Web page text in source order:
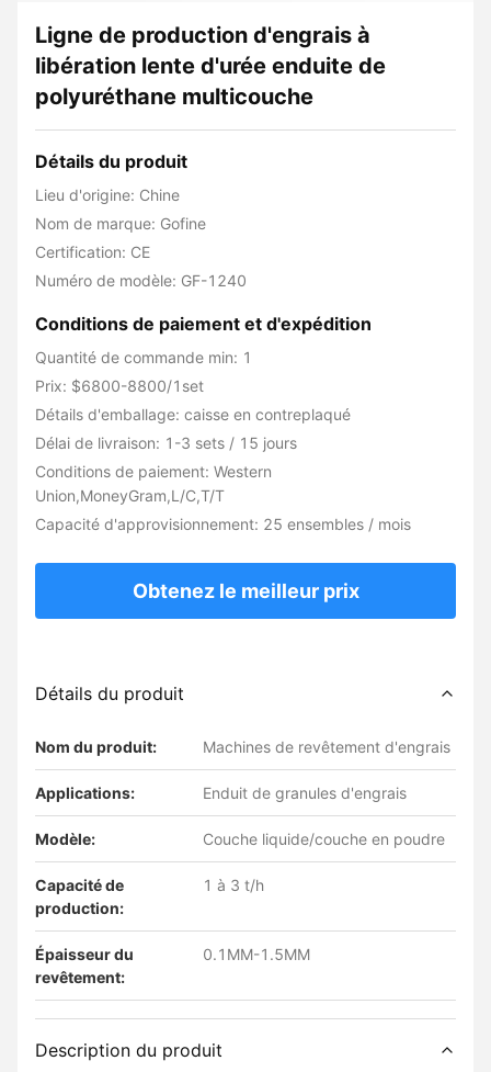
Ligne de production d'engrais à
libération lente d'urée enduite de
polyuréthane multicouche
Détails du produit
Lieu d'origine: Chine
Nom de marque: Gofine
Certification: CE
Numéro de modèle: GF-1240
Conditions de paiement et d'expédition
Quantité de commande min: 1
Prix: $6800-8800/1set
Détails d'emballage: caisse en contreplaqué
Délai de livraison: 1-3 sets / 15 jours
Conditions de paiement: Western
Union,MoneyGram,L/C,T/T
Capacité d'approvisionnement: 25 ensembles / mois
Obtenez le meilleur prix
Détails du produit
Nom du produit: Machines de revêtement d'engrais
Applications: Enduit de granules d'engrais
Modèle: Couche liquide/couche en poudre
Capacité de
production:
1 à 3 t/h
Épaisseur du
revêtement:
0.1MM-1.5MM
Description du produit